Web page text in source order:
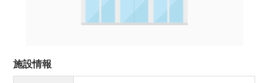
施設情報